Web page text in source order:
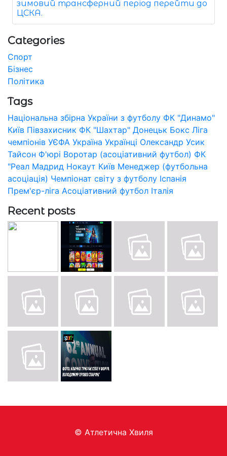
зимовий трансферний період перейти до
ЦСКА.
Categories
Спорт
Бізнес
Політика
Tags
Національна збірна України з футболу ФК "Динамо"
Київ Півзахисник ФК "Шахтар" Донецьк Бокс Ліга
чемпіонів УЄФА Україна Українці Олександр Усик
Тайсон Ф'юрі Воротар (асоціативний футбол) ФК
"Реал Мадрид Нокаут Київ Менеджер (футбольна
асоціація) Чемпіонат світу з футболу Іспанія
Прем'єр-ліга Асоціативний футбол Італія
Recent posts
© Aтлетична Хвиля